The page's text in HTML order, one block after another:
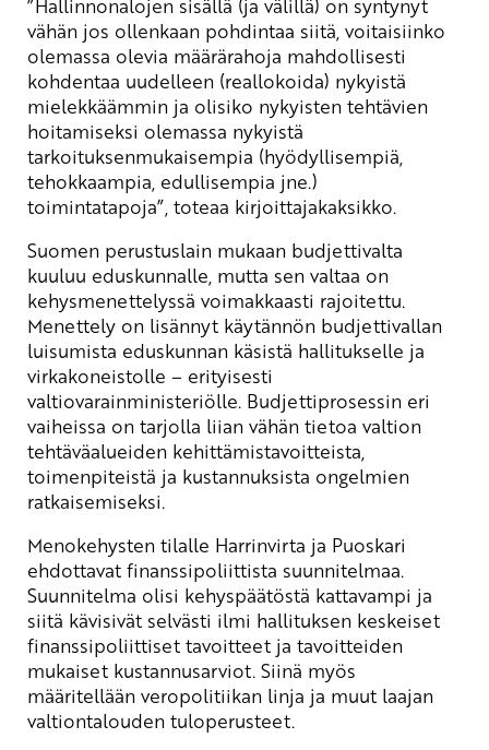
”Hallinnonalojen sisällä (ja välillä) on syntynyt
vähän jos ollenkaan pohdintaa siitä, voitaisiinko
olemassa olevia määrärahoja mahdollisesti
kohdentaa uudelleen (reallokoida) nykyistä
mielekkäämmin ja olisiko nykyisten tehtävien
hoitamiseksi olemassa nykyistä
tarkoituksenmukaisempia (hyödyllisempiä,
tehokkaampia, edullisempia jne.)
toimintatapoja”, toteaa kirjoittajakaksikko.
Suomen perustuslain mukaan budjettivalta
kuuluu eduskunnalle, mutta sen valtaa on
kehysmenettelyssä voimakkaasti rajoitettu.
Menettely on lisännyt käytännön budjettivallan
luisumista eduskunnan käsistä hallitukselle ja
virkakoneistolle – erityisesti
valtiovarainministeriölle. Budjettiprosessin eri
vaiheissa on tarjolla liian vähän tietoa valtion
tehtäväalueiden kehittämistavoitteista,
toimenpiteistä ja kustannuksista ongelmien
ratkaisemiseksi.
Menokehysten tilalle Harrinvirta ja Puoskari
ehdottavat finanssipoliittista suunnitelmaa.
Suunnitelma olisi kehyspäätöstä kattavampi ja
siitä kävisivät selvästi ilmi hallituksen keskeiset
finanssipoliittiset tavoitteet ja tavoitteiden
mukaiset kustannusarviot. Siinä myös
määritellään veropolitiikan linja ja muut laajan
valtiontalouden tuloperusteet.